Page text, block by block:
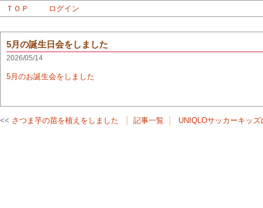
ＴＯＰ ログイン
5月の誕生日会をしました
2026/05/14
5月のお誕生会をしました
さつま芋の苗を植えをしました 記事一覧 UNIQLOサッカーキッ